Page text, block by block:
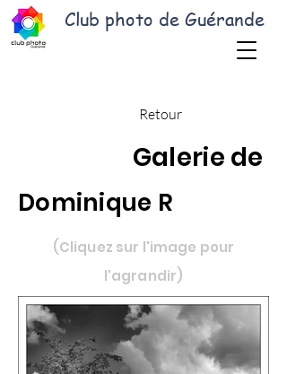
Club photo de Guérande
Retour
Galerie de
Dominique R
(Cliquez sur l'image pour
l'agrandir)